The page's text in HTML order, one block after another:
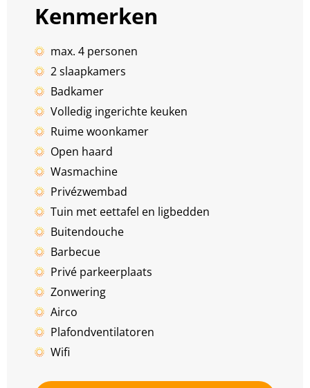
Kenmerken
max. 4 personen
2 slaapkamers
Badkamer
Volledig ingerichte keuken
Ruime woonkamer
Open haard
Wasmachine
Privézwembad
Tuin met eettafel en ligbedden
Buitendouche
Barbecue
Privé parkeerplaats
Zonwering
Airco
Plafondventilatoren
Wifi